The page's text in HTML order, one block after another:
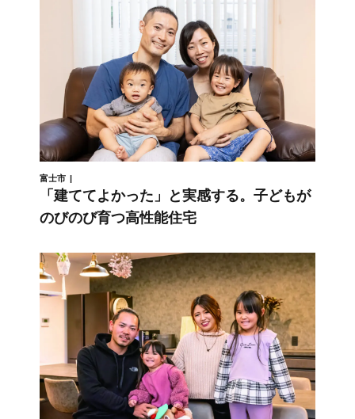
富士市
「建ててよかった」と実感する。子どもが
のびのび育つ高性能住宅